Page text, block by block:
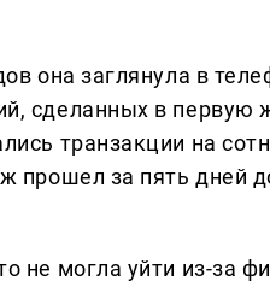
она заглянула в
сделанных в первую
транзакции на
прошел за пять дней
не могла уйти из-за